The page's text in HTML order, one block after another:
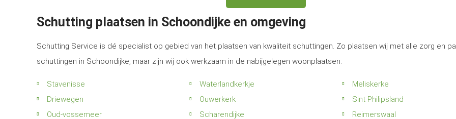
Schutting plaatsen in Schoondijke en omgeving
Schutting Service is dé specialist op gebied van het plaatsen van kwaliteit schuttingen. Zo plaatsen wij met alle zorg en
schuttingen in Schoondijke, maar zijn wij ook werkzaam in de nabijgelegen woonplaatsen:
Stavenisse Waterlandkerkje
Meliskerke
Driewegen
Ouwerkerk
Sint Philipsland
Oud-vossemeer
Scharendijke Reimerswaal